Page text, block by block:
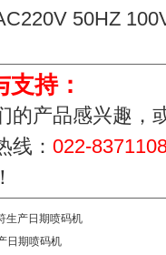
50HZ
持：
的产品感兴趣，
线： 022-
生产日期喷码机
日期喷码机